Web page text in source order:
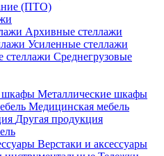
(ПТО)
Архивные стеллажи
Усиленные стеллажи
Среднегрузовые
Металлические шкафы
Медицинская мебель
Другая продукция
Верстаки и аксессуары